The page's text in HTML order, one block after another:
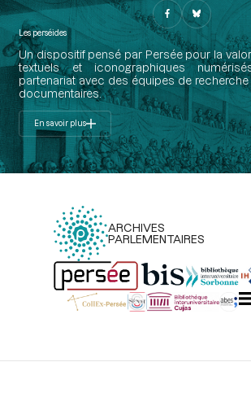
Les perséides
Un dispositif pensé par Persée pour la
textuels et iconographiques
partenariat avec des équipes de
documentaires.
En savoir plus
ARCHIVES
PARLEMENTAIRES
Menu